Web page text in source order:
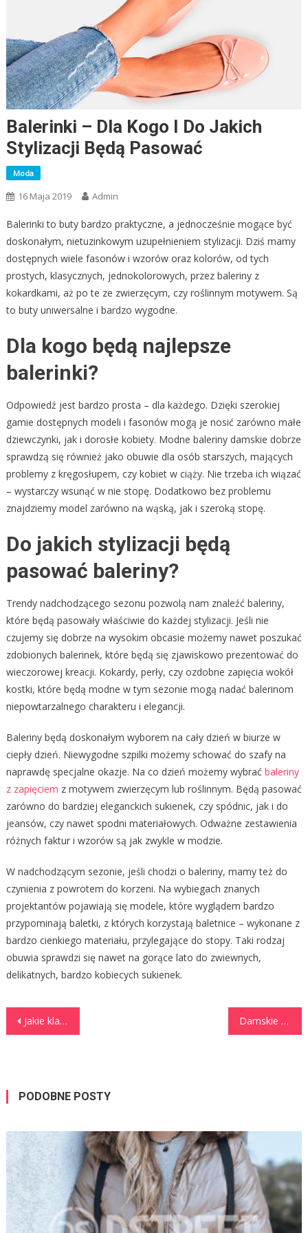
Balerinki – Dla Kogo I Do Jakich
Stylizacji Będą Pasować
Moda
16 Maja 2019 Admin
Balerinki to buty bardzo praktyczne, a jednocześnie mogące być
doskonałym, nietuzinkowym uzupełnieniem stylizacji. Dziś mamy
dostępnych wiele fasonów i wzorów oraz kolorów, od tych
prostych, klasycznych, jednokolorowych, przez baleriny z
kokardkami, aż po te ze zwierzęcym, czy roślinnym motywem. Są
to buty uniwersalne i bardzo wygodne.
Dla kogo będą najlepsze
balerinki?
Odpowiedź jest bardzo prosta – dla każdego. Dzięki szerokiej
gamie dostępnych modeli i fasonów mogą je nosić zarówno małe
dziewczynki, jak i dorosłe kobiety. Modne baleriny damskie dobrze
sprawdzą się również jako obuwie dla osób starszych, mających
problemy z kręgosłupem, czy kobiet w ciąży. Nie trzeba ich wiązać
– wystarczy wsunąć w nie stopę. Dodatkowo bez problemu
znajdziemy model zarówno na wąską, jak i szeroką stopę.
Do jakich stylizacji będą
pasować baleriny?
Trendy nadchodzącego sezonu pozwolą nam znaleźć baleriny,
które będą pasowały właściwie do każdej stylizacji. Jeśli nie
czujemy się dobrze na wysokim obcasie możemy nawet poszukać
zdobionych balerinek, które będą się zjawiskowo prezentować do
wieczorowej kreacji. Kokardy, perły, czy ozdobne zapięcia wokół
kostki, które będą modne w tym sezonie mogą nadać balerinom
niepowtarzalnego charakteru i elegancji.
Baleriny będą doskonałym wyborem na cały dzień w biurze w
ciepły dzień. Niewygodne szpilki możemy schować do szafy na
naprawdę specjalne okazje. Na co dzień możemy wybrać baleriny
z zapięciem z motywem zwierzęcym lub roślinnym. Będą pasować
zarówno do bardziej eleganckich sukienek, czy spódnic, jak i do
jeansów, czy nawet spodni materiałowych. Odważne zestawienia
różnych faktur i wzorów są jak zwykle w modzie.
W nadchodzącym sezonie, jeśli chodzi o baleriny, mamy też do
czynienia z powrotem do korzeni. Na wybiegach znanych
projektantów pojawiają się modele, które wyglądem bardzo
przypominają baletki, z których korzystają baletnice – wykonane z
bardzo cienkiego materiału, przylegające do stopy. Taki rodzaj
obuwia sprawdzi się nawet na gorące lato do zwiewnych,
delikatnych, bardzo kobiecych sukienek.
Nawigacja
Jakie klapki damskie na lato wybrać? Damskie buty nie muszą być drogie
PODOBNE POSTY